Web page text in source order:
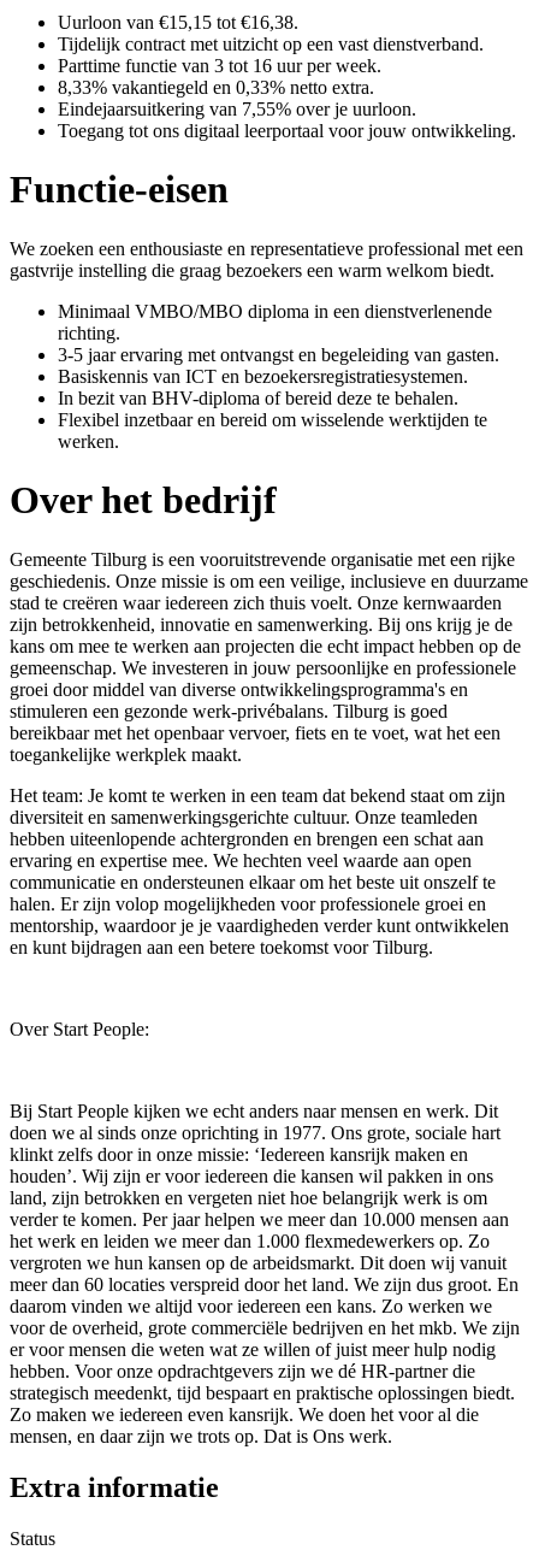
Uurloon van €15,15 tot €16,38.
Tijdelijk contract met uitzicht op een vast dienstverband.
Parttime functie van 3 tot 16 uur per week.
8,33% vakantiegeld en 0,33% netto extra.
Eindejaarsuitkering van 7,55% over je uurloon.
Toegang tot ons digitaal leerportaal voor jouw ontwikkeling.
Functie-eisen
We zoeken een enthousiaste en representatieve professional met een
gastvrije instelling die graag bezoekers een warm welkom biedt.
Minimaal VMBO/MBO diploma in een dienstverlenende
richting.
3-5 jaar ervaring met ontvangst en begeleiding van gasten.
Basiskennis van ICT en bezoekersregistratiesystemen.
In bezit van BHV-diploma of bereid deze te behalen.
Flexibel inzetbaar en bereid om wisselende werktijden te
werken.
Over het bedrijf
Gemeente Tilburg is een vooruitstrevende organisatie met een rijke
geschiedenis. Onze missie is om een veilige, inclusieve en duurzame
stad te creëren waar iedereen zich thuis voelt. Onze kernwaarden
zijn betrokkenheid, innovatie en samenwerking. Bij ons krijg je de
kans om mee te werken aan projecten die echt impact hebben op de
gemeenschap. We investeren in jouw persoonlijke en professionele
groei door middel van diverse ontwikkelingsprogramma's en
stimuleren een gezonde werk-privébalans. Tilburg is goed
bereikbaar met het openbaar vervoer, fiets en te voet, wat het een
toegankelijke werkplek maakt.
Het team: Je komt te werken in een team dat bekend staat om zijn
diversiteit en samenwerkingsgerichte cultuur. Onze teamleden
hebben uiteenlopende achtergronden en brengen een schat aan
ervaring en expertise mee. We hechten veel waarde aan open
communicatie en ondersteunen elkaar om het beste uit onszelf te
halen. Er zijn volop mogelijkheden voor professionele groei en
mentorship, waardoor je je vaardigheden verder kunt ontwikkelen
en kunt bijdragen aan een betere toekomst voor Tilburg.
Over Start People:
Bij Start People kijken we echt anders naar mensen en werk. Dit
doen we al sinds onze oprichting in 1977. Ons grote, sociale hart
klinkt zelfs door in onze missie: ‘Iedereen kansrijk maken en
houden’. Wij zijn er voor iedereen die kansen wil pakken in ons
land, zijn betrokken en vergeten niet hoe belangrijk werk is om
verder te komen. Per jaar helpen we meer dan 10.000 mensen aan
het werk en leiden we meer dan 1.000 flexmedewerkers op. Zo
vergroten we hun kansen op de arbeidsmarkt. Dit doen wij vanuit
meer dan 60 locaties verspreid door het land. We zijn dus groot. En
daarom vinden we altijd voor iedereen een kans. Zo werken we
voor de overheid, grote commerciële bedrijven en het mkb. We zijn
er voor mensen die weten wat ze willen of juist meer hulp nodig
hebben. Voor onze opdrachtgevers zijn we dé HR-partner die
strategisch meedenkt, tijd bespaart en praktische oplossingen biedt.
Zo maken we iedereen even kansrijk. We doen het voor al die
mensen, en daar zijn we trots op. Dat is Ons werk.
Extra informatie
Status